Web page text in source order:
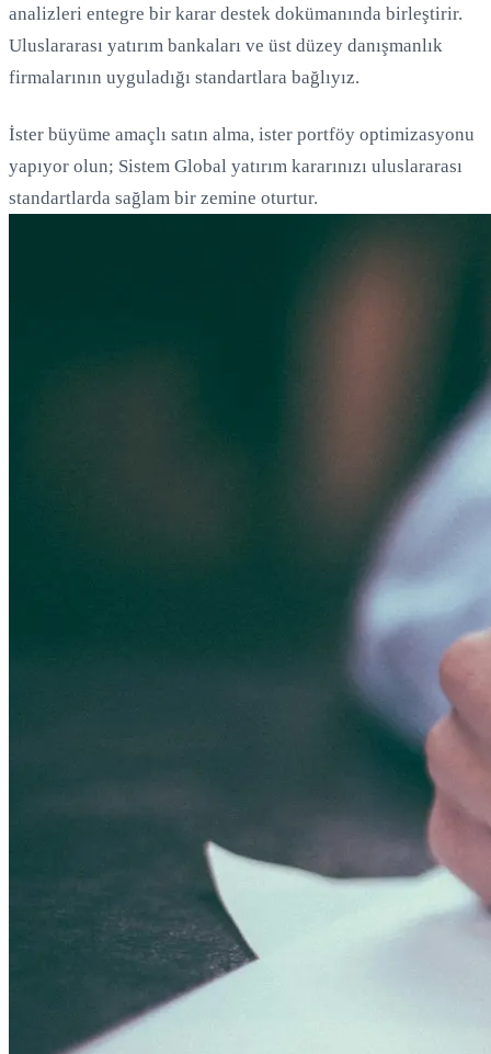
analizleri entegre bir karar destek dokümanında birleştirir.
Uluslararası yatırım bankaları ve üst düzey danışmanlık
firmalarının uyguladığı standartlara bağlıyız.
İster büyüme amaçlı satın alma, ister portföy optimizasyonu
yapıyor olun; Sistem Global yatırım kararınızı uluslararası
standartlarda sağlam bir zemine oturtur.